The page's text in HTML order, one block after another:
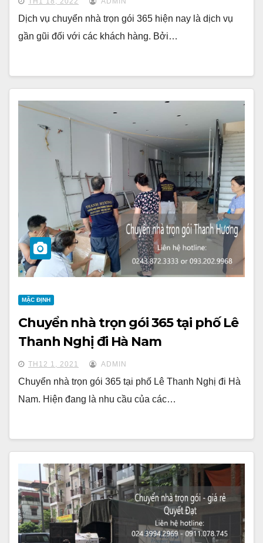
Dịch vụ chuyển nhà trọn gói 365 hiện nay là dịch vụ
gần gũi đối với các khách hàng. Bởi…
MẶC ĐỊNH
Chuyển nhà trọn gói 365 tại phố Lê
Thanh Nghị đi Hà Nam
TH12 1, 2021 ADMIN
Chuyển nhà trọn gói 365 tại phố Lê Thanh Nghị đi Hà
Nam. Hiện đang là nhu cầu của các…